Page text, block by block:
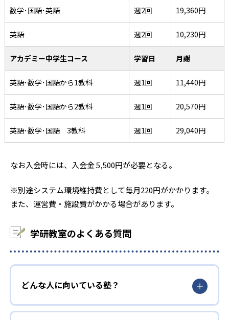
数学･国語･英語 週2回 19,360円
英語 週2回 10,230円
アカデミー中学生コース 学習日 月謝
英語･数学･国語から1教科 週1回 11,440円
英語･数学･国語から2教科 週1回 20,570円
英語･数学･国語 3教科 週1回 29,040円
なお入会時には、入会金 5,500円が必要となる。
※別途システム環境維持費として毎月220円がかかります。
また、運営費・施設費がかかる場合があります。
学研教室のよくある質問
どんな人に向いている塾？